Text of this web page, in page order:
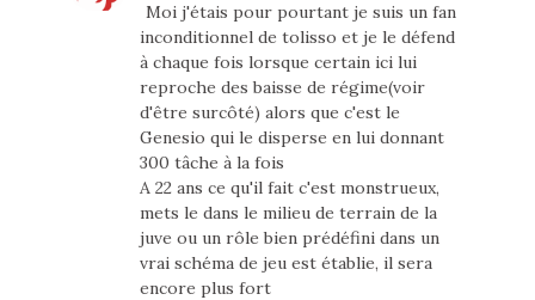
Moi j'étais pour pourtant je suis un fan
inconditionnel de tolisso et je le défend
à chaque fois lorsque certain ici lui
reproche des baisse de régime(voir
d'être surcôté) alors que c'est le
Genesio qui le disperse en lui donnant
300 tâche à la fois
A 22 ans ce qu'il fait c'est monstrueux,
mets le dans le milieu de terrain de la
juve ou un rôle bien prédéfini dans un
vrai schéma de jeu est établie, il sera
encore plus fort